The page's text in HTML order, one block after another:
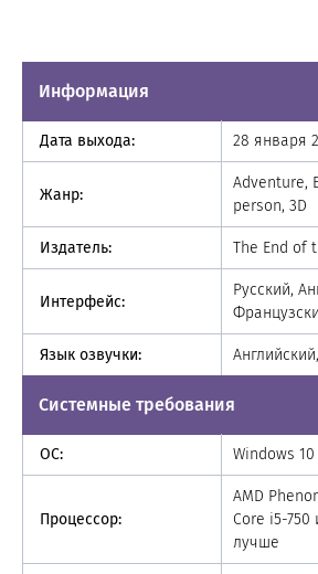
Информация
Дата выхода: 28 января
Жанр:
Adventure,
person, 3D
Издатель: The End of
Интерфейс:
Русский,
Язык озвучки:
Системные требования
ОС: Windows
Процессор:
AMD
Core i5-750
лучше